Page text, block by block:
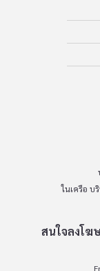
ในเครือ บ
สนใจลงโฆ